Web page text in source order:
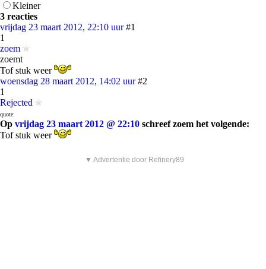
Kleiner
3 reacties
vrijdag 23 maart 2012, 22:10 uur #1
1
zoem
zoemt
Tof stuk weer
woensdag 28 maart 2012, 14:02 uur #2
1
Rejected
quote:
Op vrijdag 23 maart 2012 @ 22:10 schreef zoem het volgende:
Tof stuk weer
▼ Advertentie door Refinery89